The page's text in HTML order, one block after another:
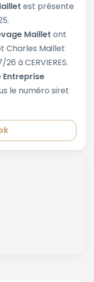
est présente
Maillet ont
Charles Maillet
à CERVIERES.
Entreprise
le numéro siret